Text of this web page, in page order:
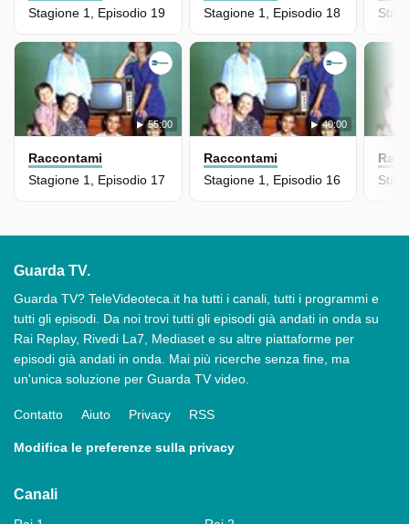
Stagione 1, Episodio 19
Stagione 1, Episodio 18
55:00
Raccontami
Stagione 1, Episodio 17
40:00
Raccontami
Stagione 1, Episodio 16
Guarda TV.
Guarda TV? TeleVideoteca.it ha tutti i canali, tutti i programmi e
tutti gli episodi. Da noi trovi tutti gli episodi già andati in onda su
Rai Replay, Rivedi La7, Mediaset e su altre piattaforme per
episodi già andati in onda. Mai più ricerche senza fine, ma
un'unica soluzione per Guarda TV video.
Contatto Aiuto Privacy RSS
Modifica le preferenze sulla privacy
Canali